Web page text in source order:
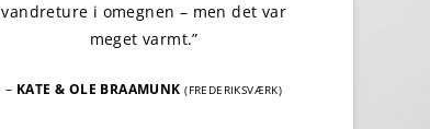
vandreture i omegnen – men det var
meget varmt.”
– KATE & OLE BRAAMUNK (FREDERIKSVÆRK)